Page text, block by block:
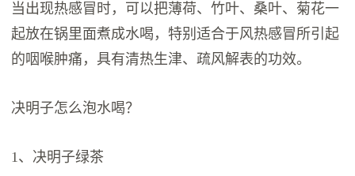
当出现热感冒时，可以把薄荷、竹叶、桑叶、菊花一
起放在锅里面煮成水喝，特别适合于风热感冒所引起
的咽喉肿痛，具有清热生津、疏风解表的功效。
决明子怎么泡水喝？
1、决明子绿茶